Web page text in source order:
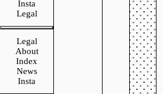
Insta
Legal
Legal
About
Index
News
Insta